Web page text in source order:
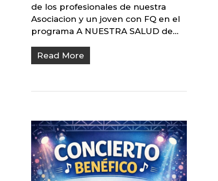
de los profesionales de nuestra
Asociacion y un joven con FQ en el
programa A NUESTRA SALUD de…
Read More